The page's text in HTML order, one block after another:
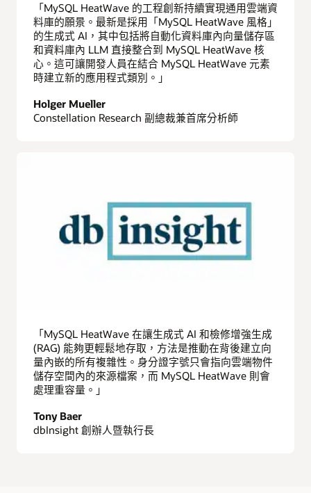
「MySQL HeatWave 的工程創新持續實現通用雲端資
料庫的願景。最新是採用「MySQL HeatWave 風格」
的生成式 AI，其中包括將自動化資料庫內向量儲存區
和資料庫內 LLM 直接整合到 MySQL HeatWave 核
心。這可讓開發人員在結合 MySQL HeatWave 元素
時建立新的應用程式類別。」
Holger Mueller
Constellation Research 副總裁兼首席分析師
「MySQL HeatWave 在讓生成式 AI 和檢修增強生成
(RAG) 能夠更輕鬆地存取，方法是推動在背後建立向
量內嵌的所有複雜性。身分證字號只會指向雲端物件
儲存空間內的來源檔案，而 MySQL HeatWave 則會
處理重容量。」
Tony Baer
dbInsight 創辦人暨執行長